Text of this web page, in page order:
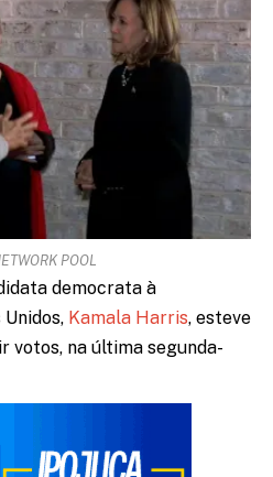
POOL
democrata à
Kamala Harris, esteve
votos, na última segunda-